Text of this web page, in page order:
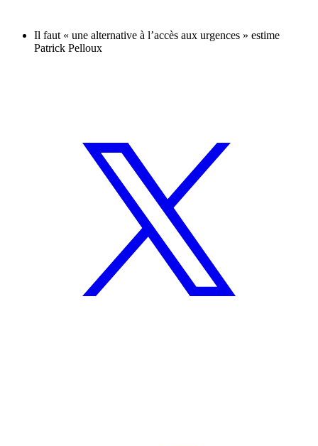
Il faut « une alternative à l’accès aux urgences » estime
Patrick Pelloux